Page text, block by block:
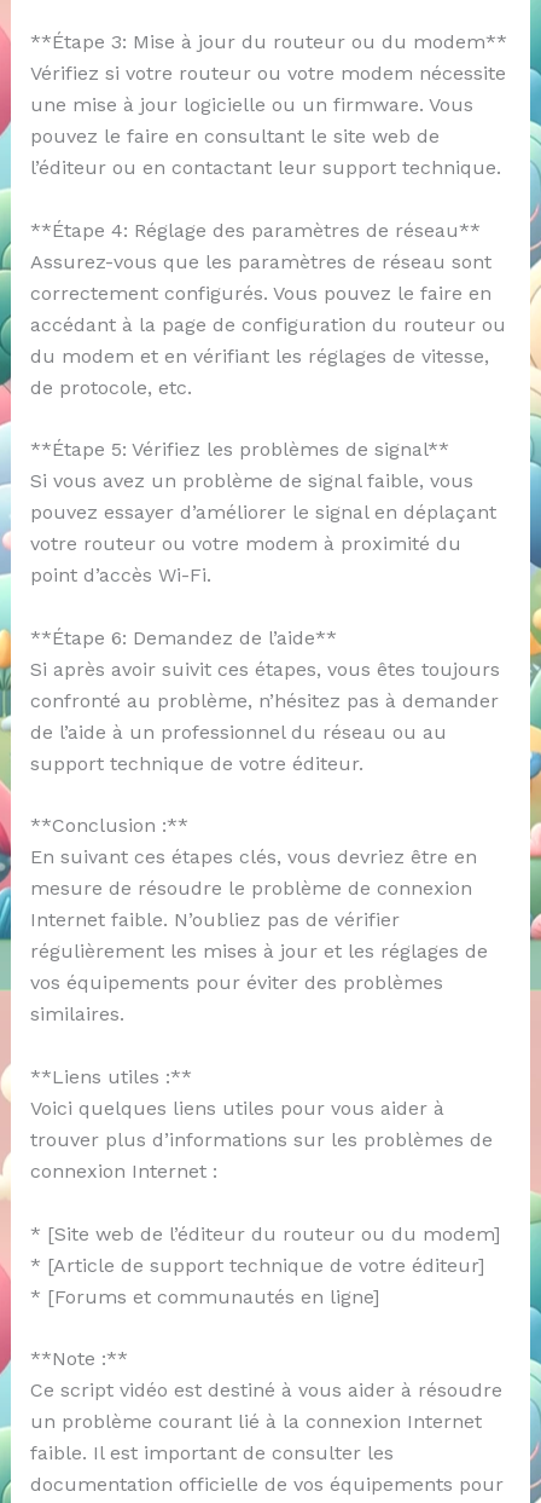
**Étape 3: Mise à jour du routeur ou du modem**
Vérifiez si votre routeur ou votre modem nécessite
une mise à jour logicielle ou un firmware. Vous
pouvez le faire en consultant le site web de
l’éditeur ou en contactant leur support technique.
**Étape 4: Réglage des paramètres de réseau**
Assurez-vous que les paramètres de réseau sont
correctement configurés. Vous pouvez le faire en
accédant à la page de configuration du routeur ou
du modem et en vérifiant les réglages de vitesse,
de protocole, etc.
**Étape 5: Vérifiez les problèmes de signal**
Si vous avez un problème de signal faible, vous
pouvez essayer d’améliorer le signal en déplaçant
votre routeur ou votre modem à proximité du
point d’accès Wi-Fi.
**Étape 6: Demandez de l’aide**
Si après avoir suivit ces étapes, vous êtes toujours
confronté au problème, n’hésitez pas à demander
de l’aide à un professionnel du réseau ou au
support technique de votre éditeur.
**Conclusion :**
En suivant ces étapes clés, vous devriez être en
mesure de résoudre le problème de connexion
Internet faible. N’oubliez pas de vérifier
régulièrement les mises à jour et les réglages de
vos équipements pour éviter des problèmes
similaires.
**Liens utiles :**
Voici quelques liens utiles pour vous aider à
trouver plus d’informations sur les problèmes de
connexion Internet :
* [Site web de l’éditeur du routeur ou du modem]
* [Article de support technique de votre éditeur]
* [Forums et communautés en ligne]
**Note :**
Ce script vidéo est destiné à vous aider à résoudre
un problème courant lié à la connexion Internet
faible. Il est important de consulter les
documentation officielle de vos équipements pour